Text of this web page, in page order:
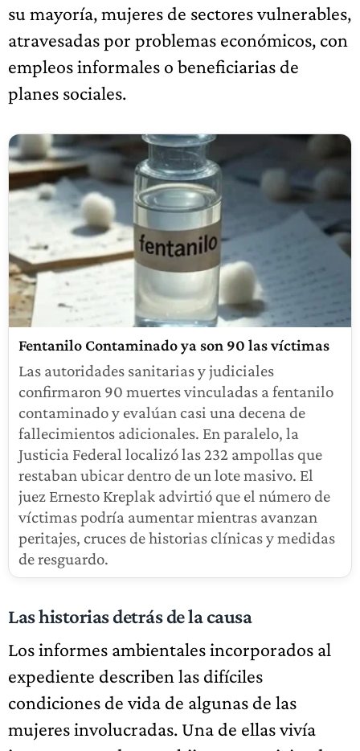
su mayoría, mujeres de sectores vulnerables,
atravesadas por problemas económicos, con
empleos informales o beneficiarias de
planes sociales.
Fentanilo Contaminado ya son 90 las víctimas
Las autoridades sanitarias y judiciales
confirmaron 90 muertes vinculadas a fentanilo
contaminado y evalúan casi una decena de
fallecimientos adicionales. En paralelo, la
Justicia Federal localizó las 232 ampollas que
restaban ubicar dentro de un lote masivo. El
juez Ernesto Kreplak advirtió que el número de
víctimas podría aumentar mientras avanzan
peritajes, cruces de historias clínicas y medidas
de resguardo.
Las historias detrás de la causa
Los informes ambientales incorporados al
expediente describen las difíciles
condiciones de vida de algunas de las
mujeres involucradas. Una de ellas vivía